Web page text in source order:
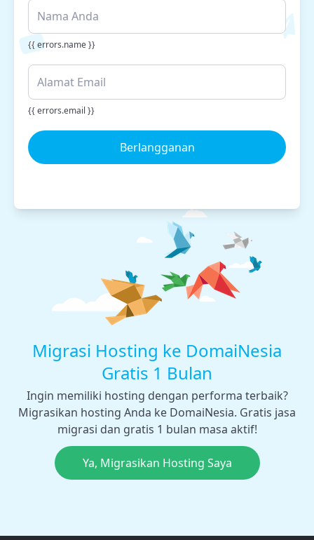
{{ errors.name }}
{{ errors.email }}
Berlangganan
Migrasi Hosting ke DomaiNesia
Gratis 1 Bulan
Ingin memiliki hosting dengan performa terbaik?
Migrasikan hosting Anda ke DomaiNesia. Gratis jasa
migrasi dan gratis 1 bulan masa aktif!
Ya, Migrasikan Hosting Saya